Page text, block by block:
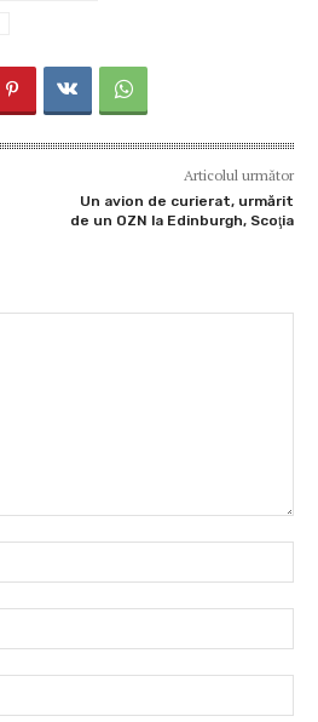
Articolul următor
Un avion de curierat, urmărit
de un OZN la Edinburgh, Scoţia